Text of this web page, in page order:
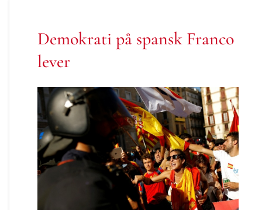
Demokrati på spansk Franco
lever